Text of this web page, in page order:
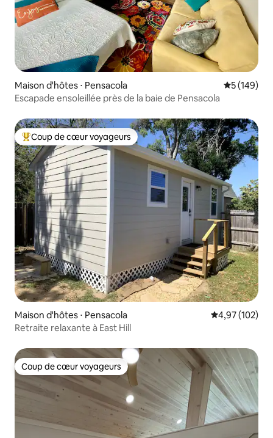
Maison d'hôtes ⋅ Pensacola Évaluation
5 (149)
Escapade ensoleillée près de la baie de Pensacola
Coups de cœur voyageurs les plus appréciés
Coup de cœur voyageurs
Maison d'hôtes ⋅ Pensacola Évaluation
4,97 (102)
Retraite relaxante à East Hill
Coup de cœur voyageurs
Coup de cœur voyageurs